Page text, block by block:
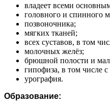
владеет всеми
головного и спинного
позвоночника;
мягких тканей;
всех суставов, в том
молочных желёз;
брюшной полости и
гипофиза, в том числе
урография.
Образование: